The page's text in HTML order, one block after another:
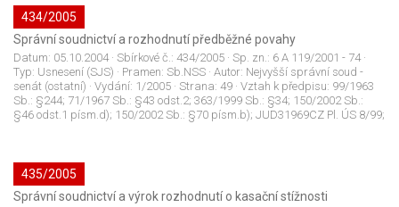
434/2005
Správní soudnictví a rozhodnutí předběžné povahy
Datum: 05.10.2004· Sbírkové č.: 434/2005 · Sp. zn.: 6 A 119/2001 - 74·
Typ: Usnesení (SJS) · Pramen: Sb.NSS · Autor: Nejvyšší správní soud -
senát (ostatní) · Vydání: 1/2005 · Strana: 49 · Vztah k předpisu: 99/1963
Sb.: §244; 71/1967 Sb.: §43 odst.2; 363/1999 Sb.: §34; 150/2002 Sb.:
§46 odst.1 písm.d); 150/2002 Sb.: §70 písm.b); JUD31969CZ Pl. ÚS 8/99;
435/2005
Správní soudnictví a výrok rozhodnutí o kasační stížnosti